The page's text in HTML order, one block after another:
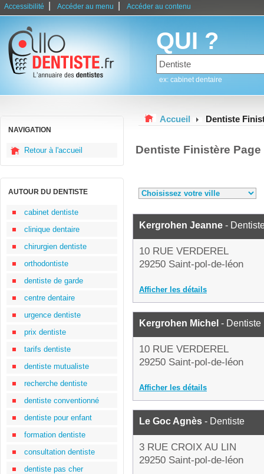
Accessibilité Accéder au menu Accéder au contenu
QUI ?
ex: cabinet dentaire
NAVIGATION
Retour à l'accueil
AUTOUR DU DENTISTE
cabinet dentiste
clinique dentaire
chirurgien dentiste
orthodontiste
dentiste de garde
centre dentaire
urgence dentiste
prix dentiste
tarifs dentiste
dentiste mutualiste
recherche dentiste
dentiste conventionné
dentiste pour enfant
formation dentiste
consultation dentiste
dentiste pas cher
Accueil Dentiste
Dentiste Finistère Page
Kergrohen Jeanne -
10 RUE VERDEREL
29250 Saint-pol-de-léon
Afficher les détails
Kergrohen Michel - Dentiste
10 RUE VERDEREL
29250 Saint-pol-de-léon
Afficher les détails
Le Goc Agnès - Dentiste
3 RUE CROIX AU LIN
29250 Saint-pol-de-léon